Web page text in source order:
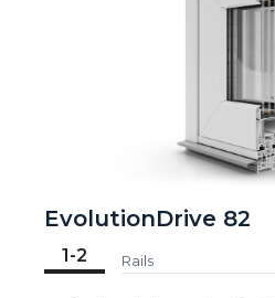
EvolutionDrive 82
1-2 Rails